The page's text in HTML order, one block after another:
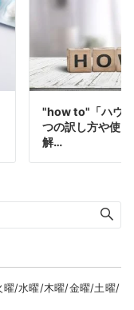
"how to"「ハウ
つの訳し方や使
解…
曜/水曜/木曜/金曜/土曜/